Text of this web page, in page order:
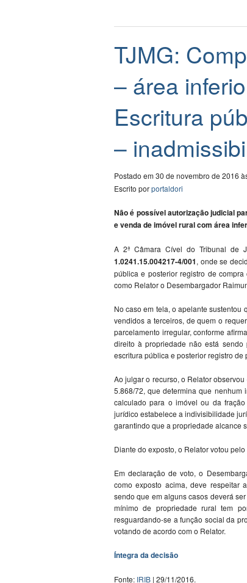
TJMG:
– área
Escritura
–
Postado em 30 de novembro de 2016
Escrito porportaldori
Não é possível autorização judicial
e venda de imóvel rural com área
A 2ª Câmara Cível do Tribunal de
1.0241.15.004217-4/001, onde se
pública e posterior registro de
como Relator o Desembargador
No caso em tela, o apelante sustentou
vendidos a terceiros, de quem o
parcelamento irregular, conforme
direito à propriedade não está
escritura pública e posterior registro de
Ao julgar o recurso, o Relator
5.868/72, que determina que
calculado para o imóvel ou da
jurídico estabelece a indivisibilidade
garantindo que a propriedade alcance
Diante do exposto, o Relator votou
Em declaração de voto, o
como exposto acima, deve respeitar
sendo que em alguns casos deverá
mínimo de propriedade rural tem
resguardando-se a função social da
votando de acordo com o Relator.
Íntegra da decisão
Fonte: IRIB | 29/11/2016.